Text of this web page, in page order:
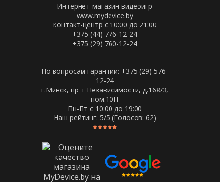
Интернет-магазин видеоигр
www.mydevice.by
Контакт-центр с 10:00 до 21:00
+375 (44) 776-12-24
+375 (29) 760-12-24
По вопросам гарантии: +375 (29) 576-
12-24
г.Минск, пр-т Независимости, д.168/3,
пом.10Н
Пн-Пт c 10:00 до 19:00
Наш рейтинг: 5/5 (Голосов: 62)